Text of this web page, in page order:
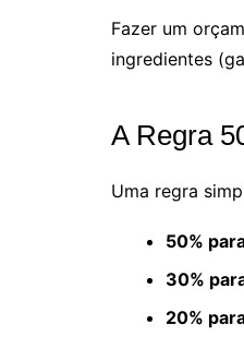
Fazer um
ingredientes
A Regra
Uma regra
50%
30%
20%